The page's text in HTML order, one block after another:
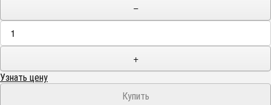
−
+
Узнать цену